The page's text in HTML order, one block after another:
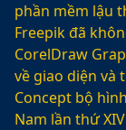
phần mềm lậu
Freepik đã
CorelDraw
về giao diện và
Concept bộ
Nam lần thứ XIV